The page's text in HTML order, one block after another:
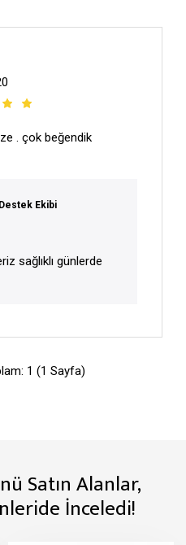
. çok beğendik
Ekibi
sağlıklı günlerde
1 (1 Sayfa)
Satın Alanlar,
İnceledi!